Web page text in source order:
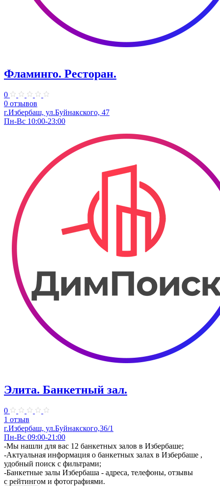
Фламинго. Ресторан.
0
0 отзывов
г.Избербаш, ул.​Буйнакского, 47
Пн-Вс 10:00-23:00
Элита. ​Банкетный зал.
0
1 отзыв
г.Избербаш, ул.​Буйнакского,36/1
Пн-Вс 09:00-21:00
-Мы нашли для вас 12 банкетных залов в Избербаше;
-Актуальная информация о банкетных залах в Избербаше ,
удобный поиск с фильтрами;
-Банкетные залы Избербаша - адреса, телефоны, отзывы
с рейтингом и фотографиями.